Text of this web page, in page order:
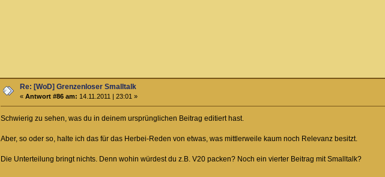
Re: [WoD] Grenzenloser Smalltalk
«Antwort #86 am: 14.11.2011 | 23:01 »
Schwierig zu sehen, was du in deinem ursprünglichen Beitrag editiert hast.
Aber, so oder so, halte ich das für das Herbei-Reden von etwas, was mittlerweile kaum noch Relevanz besitzt.
Die Unterteilung bringt nichts. Denn wohin würdest du z.B. V20 packen? Noch ein vierter Beitrag mit Smalltalk?